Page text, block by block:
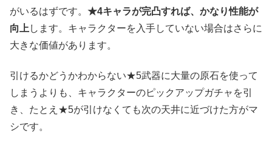
がいるはずです。 ★4キャラが完凸すれば、かなり性能が
向上 します。キャラクターを入手していない場合はさらに
大きな価値があります。
引けるかどうかわからない★5武器に大量の原石を使って
しまうよりも、キャラクターのピックアップガチャを引
き、たとえ★5が引けなくても次の天井に近づけた方がマ
シです。